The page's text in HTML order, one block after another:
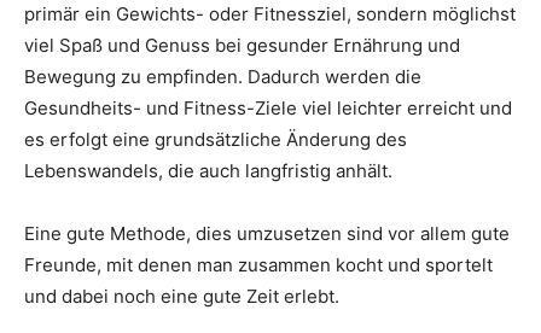
primär ein Gewichts- oder Fitnessziel, sondern möglichst
viel Spaß und Genuss bei gesunder Ernährung und
Bewegung zu empfinden. Dadurch werden die
Gesundheits- und Fitness-Ziele viel leichter erreicht und
es erfolgt eine grundsätzliche Änderung des
Lebenswandels, die auch langfristig anhält.
Eine gute Methode, dies umzusetzen sind vor allem gute
Freunde, mit denen man zusammen kocht und sportelt
und dabei noch eine gute Zeit erlebt.